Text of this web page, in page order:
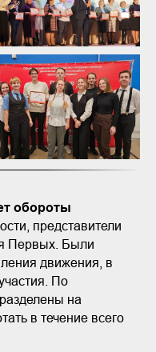
обороты
представители
Первых. Были
движения, в
По
на
в течение всего